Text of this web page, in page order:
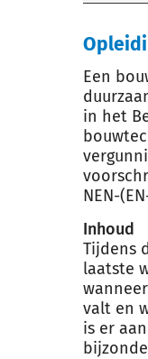
Een
in het
NEN-
Inhoud
Tijdens
laatste
valt en
is er